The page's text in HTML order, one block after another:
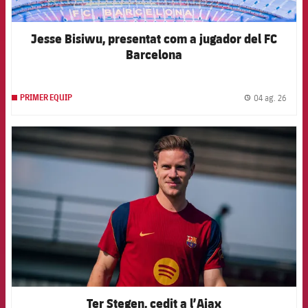
Jesse Bisiwu, presentat com a jugador del FC
Barcelona
PRIMER EQUIP 04 ag. 26
FCB Barcelona badge
Ter Stegen, cedit a l’Ajax